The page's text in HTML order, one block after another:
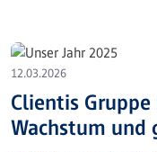
12.03.2026
Clientis
Wachstum und